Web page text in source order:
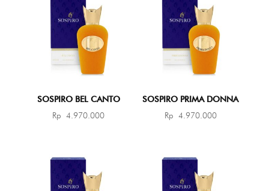
SOSPIRO BEL CANTO
Rp 4.970.000
SOSPIRO PRIMA DONNA
Rp 4.970.000